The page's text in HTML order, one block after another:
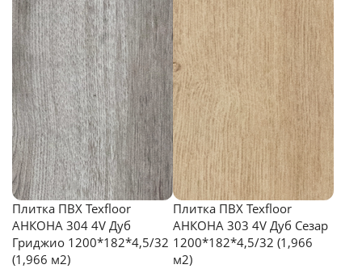
Плитка ПВХ Texfloor
АНКОНА 304 4V Дуб
Гриджио 1200*182*4,5/32
(1,966 м2)
Плитка ПВХ Texfloor
АНКОНА 303 4V Дуб Сезар
1200*182*4,5/32 (1,966
м2)